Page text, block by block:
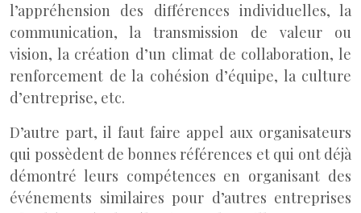
l’appréhension des différences individuelles, la
communication, la transmission de valeur ou
vision, la création d’un climat de collaboration, le
renforcement de la cohésion d’équipe, la culture
d’entreprise, etc.
D’autre part, il faut faire appel aux organisateurs
qui possèdent de bonnes références et qui ont déjà
démontré leurs compétences en organisant des
événements similaires pour d’autres entreprises